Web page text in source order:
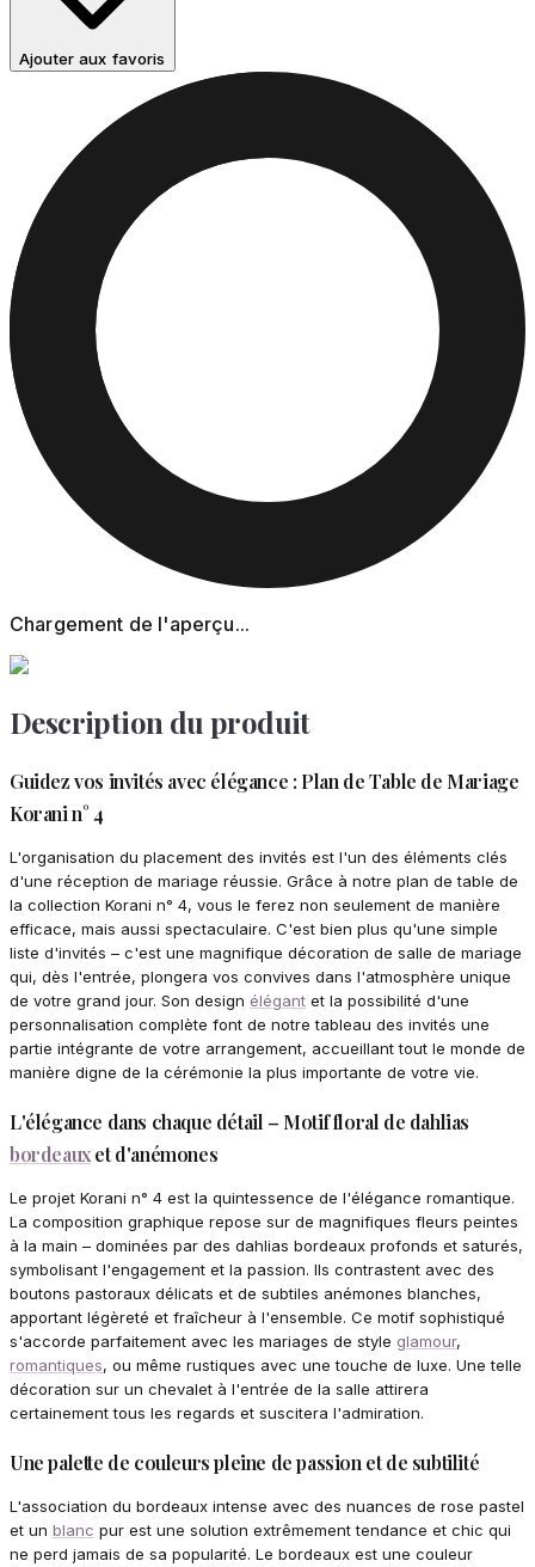
Ajouter aux favoris
Chargement de l'aperçu...
Description du produit
Guidez vos invités avec élégance : Plan de Table de Mariage
Korani n° 4
L'organisation du placement des invités est l'un des éléments clés
d'une réception de mariage réussie. Grâce à notre plan de table de
la collection Korani n° 4, vous le ferez non seulement de manière
efficace, mais aussi spectaculaire. C'est bien plus qu'une simple
liste d'invités – c'est une magnifique décoration de salle de mariage
qui, dès l'entrée, plongera vos convives dans l'atmosphère unique
de votre grand jour. Son design élégant et la possibilité d'une
personnalisation complète font de notre tableau des invités une
partie intégrante de votre arrangement, accueillant tout le monde de
manière digne de la cérémonie la plus importante de votre vie.
L'élégance dans chaque détail – Motif floral de dahlias
bordeauxet d'anémones
Le projet Korani n° 4 est la quintessence de l'élégance romantique.
La composition graphique repose sur de magnifiques fleurs peintes
à la main – dominées par des dahlias bordeaux profonds et saturés,
symbolisant l'engagement et la passion. Ils contrastent avec des
boutons pastoraux délicats et de subtiles anémones blanches,
apportant légèreté et fraîcheur à l'ensemble. Ce motif sophistiqué
s'accorde parfaitement avec les mariages de style glamour,
romantiques, ou même rustiques avec une touche de luxe. Une telle
décoration sur un chevalet à l'entrée de la salle attirera
certainement tous les regards et suscitera l'admiration.
Une palette de couleurs pleine de passion et de subtilité
L'association du bordeaux intense avec des nuances de rose pastel
et un blanc pur est une solution extrêmement tendance et chic qui
ne perd jamais de sa popularité. Le bordeaux est une couleur